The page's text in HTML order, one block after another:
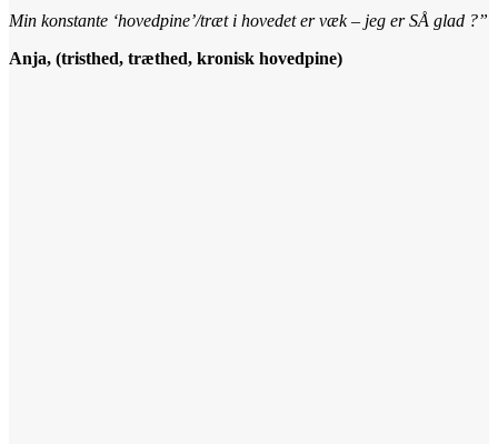
Min konstante ‘hovedpine’/træt i hovedet er væk – jeg er SÅ glad ?”
Anja, (tristhed, træthed, kronisk hovedpine)